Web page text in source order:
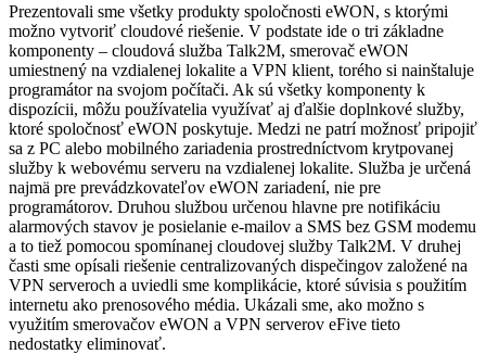
Prezentovali sme všetky produkty spoločnosti eWON, s ktorými
možno vytvoriť cloudové riešenie. V podstate ide o tri základne
komponenty – cloudová služba Talk2M, smerovač eWON
umiestnený na vzdialenej lokalite a VPN klient, torého si nainštaluje
programátor na svojom počítači. Ak sú všetky komponenty k
dispozícii, môžu používatelia využívať aj ďalšie doplnkové služby,
ktoré spoločnosť eWON poskytuje. Medzi ne patrí možnosť pripojiť
sa z PC alebo mobilného zariadenia prostredníctvom krytpovanej
služby k webovému serveru na vzdialenej lokalite. Služba je určená
najmä pre prevádzkovateľov eWON zariadení, nie pre
programátorov. Druhou službou určenou hlavne pre notifikáciu
alarmových stavov je posielanie e-mailov a SMS bez GSM modemu
a to tiež pomocou spomínanej cloudovej služby Talk2M. V druhej
časti sme opísali riešenie centralizovaných dispečingov založené na
VPN serveroch a uviedli sme komplikácie, ktoré súvisia s použitím
internetu ako prenosového média. Ukázali sme, ako možno s
využitím smerovačov eWON a VPN serverov eFive tieto
nedostatky eliminovať.